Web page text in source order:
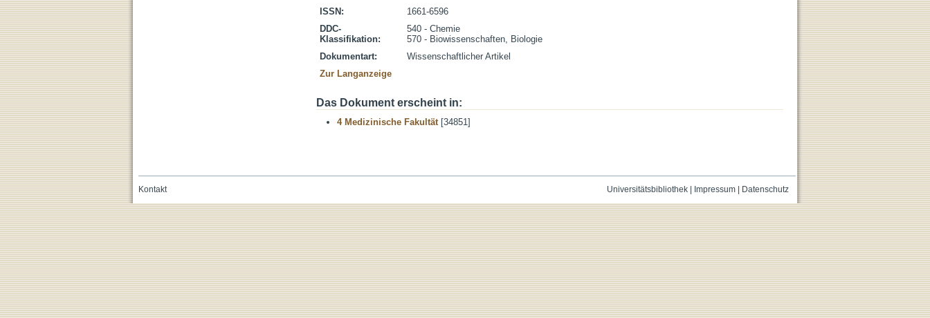
ISSN:
1661-6596
DDC-
Klassifikation:
540 - Chemie
570 - Biowissenschaften, Biologie
Dokumentart:
Wissenschaftlicher Artikel
Zur Langanzeige
Das Dokument erscheint in:
4 Medizinische Fakultät[34851]
Universitätsbibliothek| Impressum| Datenschutz
Kontakt